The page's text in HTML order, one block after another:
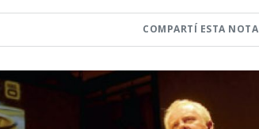
COMPARTÍ ESTA NOTA